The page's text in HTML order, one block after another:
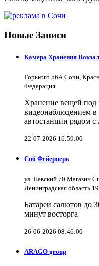
Новые Записи
Камера Хранения
Горького 56А Сочи,
Федерация
Хранение вещей под
видеонаблюдением в
автостанции рядом
22-07-2026 16:59:00
Спб Фейерверк
ул. Невский 70 Магазин
Ленинградская область
Батареи салютов до
минут восторга
26-06-2026 08:46:00
ARAGO group